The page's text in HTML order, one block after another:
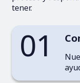
tener.
01